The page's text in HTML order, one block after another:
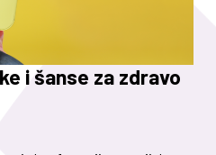
i šanse za zdravo